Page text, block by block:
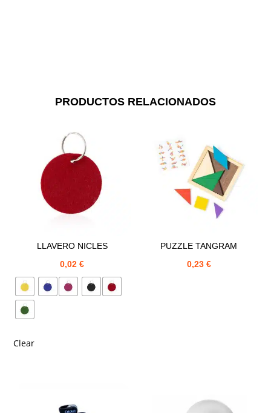
PRODUCTOS RELACIONADOS
LLAVERO NICLES
0,02€
Clear
PUZZLE TANGRAM
0,23 €